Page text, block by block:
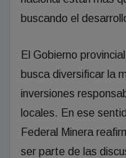
buscando el
El Gobierno
busca diversificar la
inversiones
locales. En ese
Federal Minera
ser parte de las